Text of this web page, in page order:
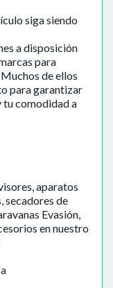
siga siendo
a disposición
para
de ellos
para garantizar
tu comodidad a
aparatos
secadores de
Evasión,
en nuestro